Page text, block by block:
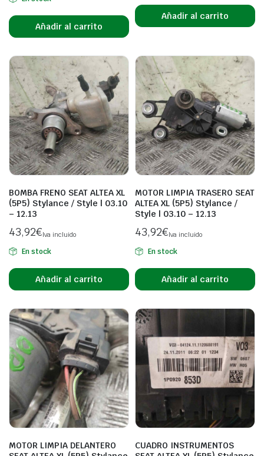
Añadir al carrito
Añadir al carrito
BOMBA FRENO SEAT ALTEA XL
(5P5) Stylance / Style | 03.10
– 12.13
43,92€Iva incluido
En stock
Añadir al carrito
MOTOR LIMPIA TRASERO SEAT
ALTEA XL (5P5) Stylance /
Style | 03.10 – 12.13
43,92€Iva incluido
En stock
Añadir al carrito
MOTOR LIMPIA DELANTERO
CUADRO INSTRUMENTOS